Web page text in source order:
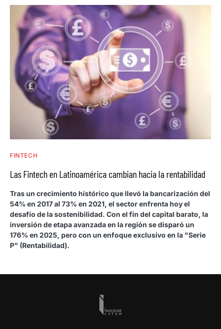
FINTECH
Las Fintech en Latinoamérica cambian hacia la rentabilidad
Tras un crecimiento histórico que llevó la bancarización del
54% en 2017 al 73% en 2021, el sector enfrenta hoy el
desafío de la sostenibilidad. Con el fin del capital barato, la
inversión de etapa avanzada en la región se disparó un
176% en 2025, pero con un enfoque exclusivo en la "Serie
P" (Rentabilidad).